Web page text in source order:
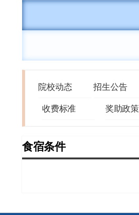
院校动态 招生公告
收费标准 奖助政策
食宿条件